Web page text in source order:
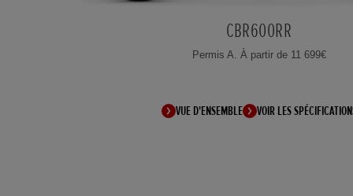
CBR600RR
Permis A. À partir de 11 699€
VUE D'ENSEMBLE VOIR LES